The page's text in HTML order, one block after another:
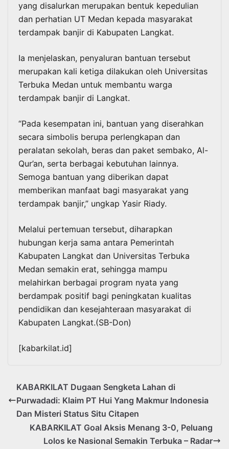
yang disalurkan merupakan bentuk kepedulian
dan perhatian UT Medan kepada masyarakat
terdampak banjir di Kabupaten Langkat.
Ia menjelaskan, penyaluran bantuan tersebut
merupakan kali ketiga dilakukan oleh Universitas
Terbuka Medan untuk membantu warga
terdampak banjir di Langkat.
“Pada kesempatan ini, bantuan yang diserahkan
secara simbolis berupa perlengkapan dan
peralatan sekolah, beras dan paket sembako, Al-
Qur’an, serta berbagai kebutuhan lainnya.
Semoga bantuan yang diberikan dapat
memberikan manfaat bagi masyarakat yang
terdampak banjir,” ungkap Yasir Riady.
Melalui pertemuan tersebut, diharapkan
hubungan kerja sama antara Pemerintah
Kabupaten Langkat dan Universitas Terbuka
Medan semakin erat, sehingga mampu
melahirkan berbagai program nyata yang
berdampak positif bagi peningkatan kualitas
pendidikan dan kesejahteraan masyarakat di
Kabupaten Langkat.(SB-Don)
[kabarkilat.id]
KABARKILAT Dugaan Sengketa Lahan di
Purwadadi: Klaim PT Hui Yang Makmur Indonesia
Dan Misteri Status Situ Citapen
KABARKILAT Goal Aksis Menang 3-0, Peluang
Lolos ke Nasional Semakin Terbuka – Radar